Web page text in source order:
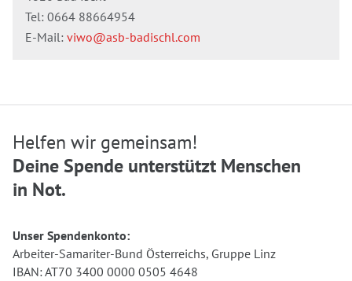
Tel: 0664 88664954
E-Mail: viwo@asb-badischl.com
Helfen wir gemeinsam!
Deine Spende unterstützt Menschen
in Not.
Unser Spendenkonto:
Arbeiter-Samariter-Bund Österreichs, Gruppe Linz
IBAN: AT70 3400 0000 0505 4648